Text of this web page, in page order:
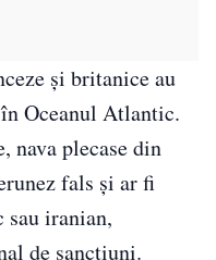
și britanice au
Oceanul Atlantic.
plecase din
fals și ar fi
sau iranian,
de sancțiuni.